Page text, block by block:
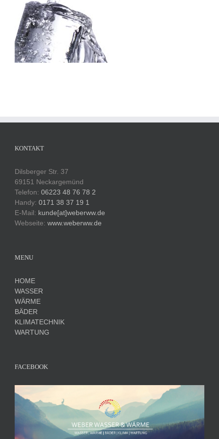
KONTAKT
Dilsberger Str. 37
69151 Neckargemünd
Telefon: 06223 48 76 78 2
Handy: 0171 38 37 19 1
E-Mail: kunde[at]weberww.de
Webseite: www.weberww.de
MENU
HOME
WASSER
WÄRME
BÄDER
KLIMATECHNIK
WARTUNG
FACEBOOK